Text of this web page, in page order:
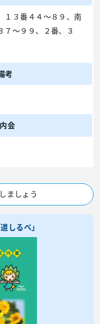
１３番４４～８９、南
７～９９、２番、３
考
会
ましょう
しるべ」